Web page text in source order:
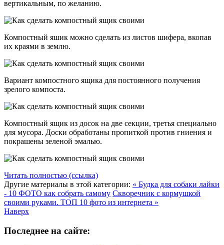
вертикальным, по желанию.
Компостный яшик можно сделать из листов шифера, вкопав
их краями в землю.
Вариант компостного ящика для постоянного получения
зрелого компоста.
Компостный ящик из досок на две секции, третья специально
для мусора. Доски обработаны пропиткой против гниения и
покрашены зеленой эмалью.
Читать полностью (ссылка)
Другие материалы в этой категории: « Будка для собаки лайки
- 10 ФОТО как собрать самому Скворечник с кормушкой
своими руками. ТОП 10 фото из интернета »
Наверх
Последнее на сайте: